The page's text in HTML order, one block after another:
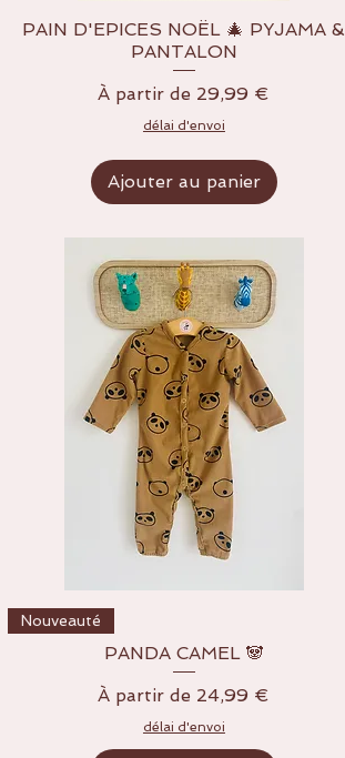
Aperçu rapide
PAIN D'EPICES NOËL 🎄 PYJAMA &
PANTALON
À partir de 29,99 €
Prix promotionnel
délai d'envoi
Ajouter au panier
Nouveauté
PANDA CAMEL 🐼
À partir de 24,99 €
Prix promotionnel
délai d'envoi